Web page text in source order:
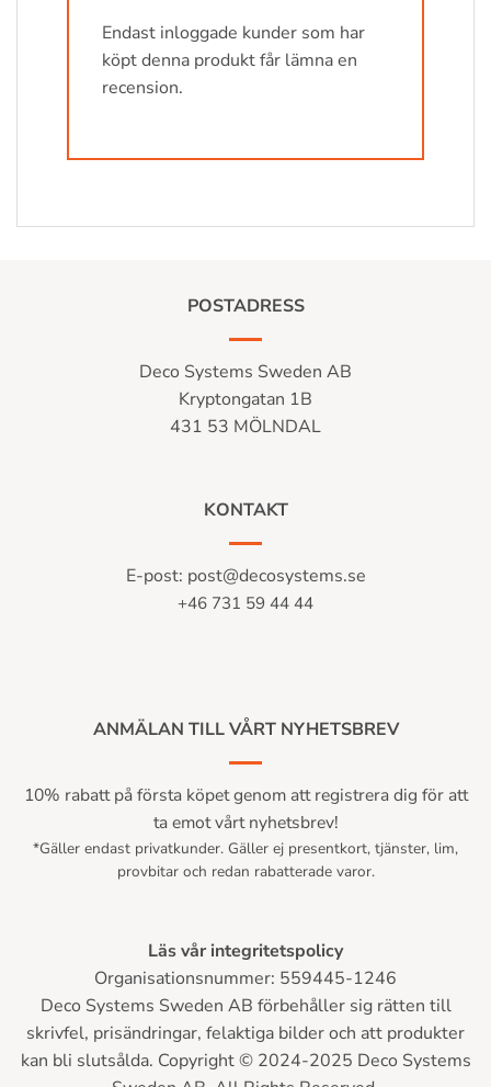
Endast inloggade kunder som har
köpt denna produkt får lämna en
recension.
POSTADRESS
Deco Systems Sweden AB
Kryptongatan 1B
431 53 MÖLNDAL
KONTAKT
E-post: post@decosystems.se
+46 731 59 44 44
ANMÄLAN TILL VÅRT NYHETSBREV
10% rabatt på första köpet genom att registrera dig för att
ta emot vårt nyhetsbrev!
*Gäller endast privatkunder. Gäller ej presentkort, tjänster, lim,
provbitar och redan rabatterade varor.
Läs vår integritetspolicy
Organisationsnummer: 559445-1246
Deco Systems Sweden AB förbehåller sig rätten till
skrivfel, prisändringar, felaktiga bilder och att produkter
kan bli slutsålda. Copyright © 2024-2025 Deco Systems